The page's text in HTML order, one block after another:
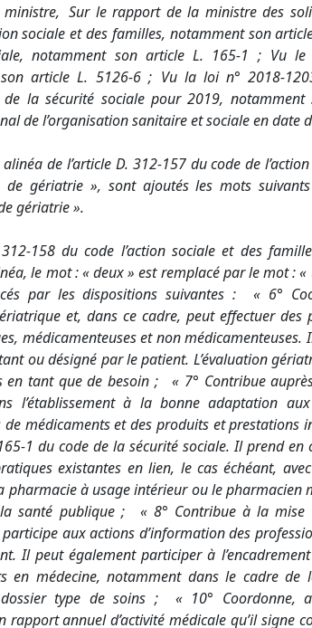
ministre, Sur le rapport de la ministre des
sociale et des familles, notamment son
notamment son article L. 165-1 ; Vu
article L. 5126-6 ; Vu la loi n° 2018-
de la sécurité sociale pour 2019,
de l’organisation sanitaire et sociale en date
de l’article D. 312-157 du code de
gériatrie », sont ajoutés les mots
gériatrie ».
312-158 du code l’action sociale et des
le mot : « deux » est remplacé par le mot :
par les dispositions suivantes : « 6°
et, dans ce cadre, peut effectuer des
médicamenteuses et non médicamenteuses.
ou désigné par le patient. L’évaluation
en tant que de besoin ; « 7° Contribue
l’établissement à la bonne adaptation
de médicaments et des produits et prestations
1 du code de la sécurité sociale. Il prend
existantes en lien, le cas échéant,
pharmacie à usage intérieur ou le pharmacien
santé publique ; « 8° Contribue à la mise
aux actions d’information des
Il peut également participer à
en médecine, notamment dans le cadre
type de soins ; « 10° Coordonne,
rapport annuel d’activité médicale qu’il signe